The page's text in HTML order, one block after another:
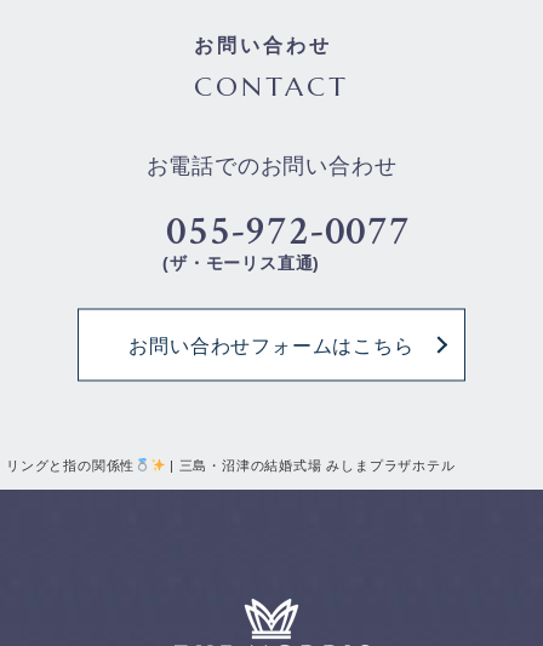
リングと指の関係性 | 三島・沼津の結婚式場 みしまプラザホテル
お問い合わせ
CONTACT
お電話でのお問い合わせ
055-972-0077
(ザ・モーリス直通)
お問い合わせフォームはこちら